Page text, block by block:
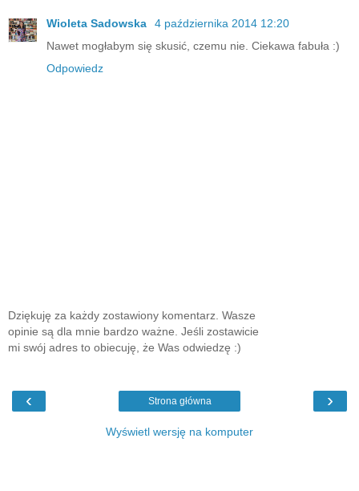
Wioleta Sadowska
4 października 2014 12:20
Nawet mogłabym się skusić, czemu nie. Ciekawa fabuła :)
Odpowiedz
Dziękuję za każdy zostawiony komentarz. Wasze
opinie są dla mnie bardzo ważne. Jeśli zostawicie
mi swój adres to obiecuję, że Was odwiedzę :)
‹ ›
Strona główna
Wyświetl wersję na komputer